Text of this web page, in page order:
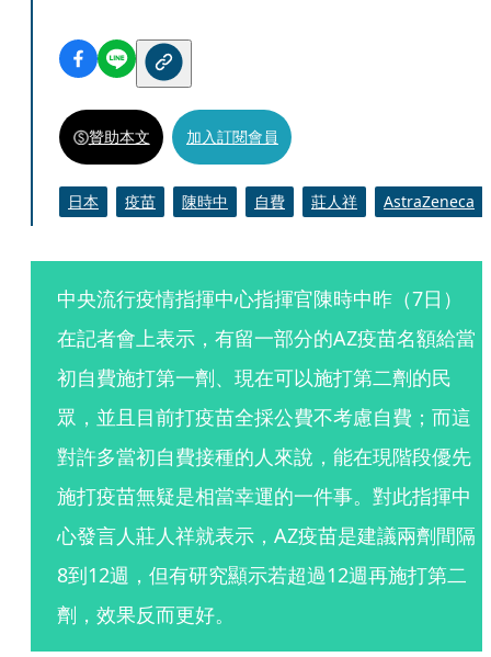
贊助本文 加入訂閱會員
日本 疫苗 陳時中 自費 莊人祥 AstraZeneca
中央流行疫情指揮中心指揮官陳時中昨（7日）
在記者會上表示，有留一部分的AZ疫苗名額給當
初自費施打第一劑、現在可以施打第二劑的民
眾，並且目前打疫苗全採公費不考慮自費；而這
對許多當初自費接種的人來說，能在現階段優先
施打疫苗無疑是相當幸運的一件事。對此指揮中
心發言人莊人祥就表示，AZ疫苗是建議兩劑間隔
8到12週，但有研究顯示若超過12週再施打第二
劑，效果反而更好。